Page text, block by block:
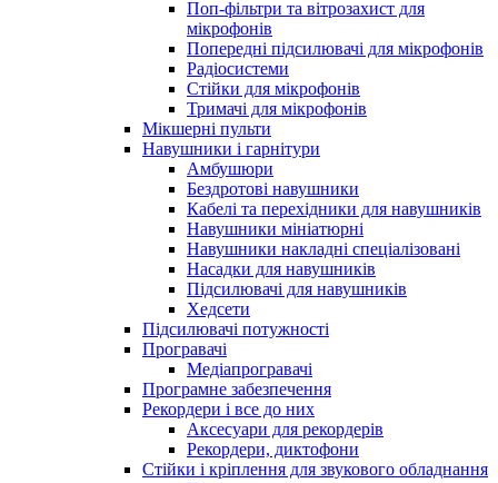
Поп-фільтри та вітрозахист для
мікрофонів
Попередні підсилювачі для мікрофонів
Радіосистеми
Стійки для мікрофонів
Тримачі для мікрофонів
Мікшерні пульти
Навушники і гарнітури
Амбушюри
Бездротові навушники
Кабелі та перехідники для навушників
Навушники мініатюрні
Навушники накладні спеціалізовані
Насадки для навушників
Підсилювачі для навушників
Хедсети
Підсилювачі потужності
Програвачі
Медіапрогравачі
Програмне забезпечення
Рекордери і все до них
Аксесуари для рекордерів
Рекордери, диктофони
Стійки і кріплення для звукового обладнання